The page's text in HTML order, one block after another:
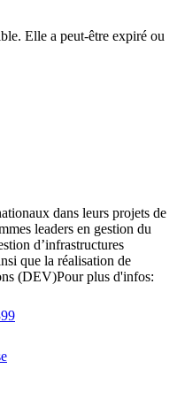
Elle a peut-être expiré ou
dans leurs projets de
leaders en gestion du
d’infrastructures
que la réalisation de
(DEV)Pour plus d'infos: